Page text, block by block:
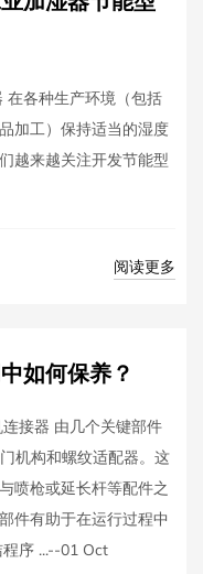
在各种生产环境（包括
加工）保持适当的湿度
越来越关注开发节能型
阅读更多
如何保养？
接器 由几个关键部件
机构和螺纹适配器。这
喷枪或延长杆等配件之
件有助于在运行过程中
序 ...--01 Oct